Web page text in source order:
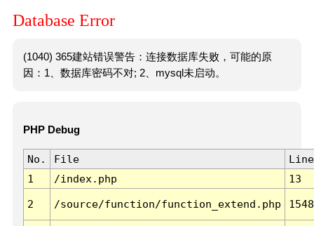
Database Error
(1040) 365建站错误警告：连接数据库失败，可能的原
因：1、数据库密码不对; 2、mysql未启动。
PHP Debug
No. File
Line
1
/index.php 13
2 /source/function/function_extend.php 1548